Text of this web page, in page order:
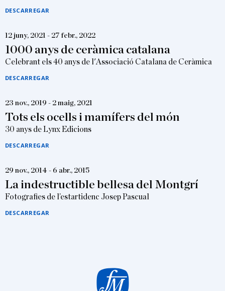
DESCARREGAR
12 juny, 2021 - 27 febr., 2022
1000 anys de ceràmica catalana
Celebrant els 40 anys de l'Associació Catalana de Ceràmica
DESCARREGAR
23 nov., 2019 - 2 maig, 2021
Tots els ocells i mamífers del món
30 anys de Lynx Edicions
DESCARREGAR
29 nov., 2014 - 6 abr., 2015
La indestructible bellesa del Montgrí
Fotografies de l’estartidenc Josep Pascual
DESCARREGAR